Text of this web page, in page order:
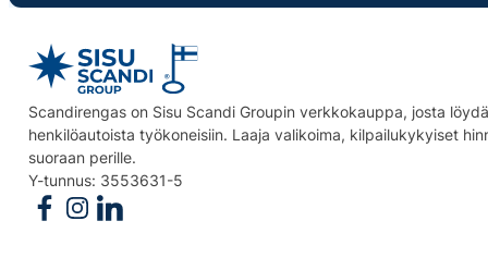
Scandirengas on Sisu Scandi Groupin verkkokauppa, josta
henkilöautoista työkoneisiin. Laaja valikoima, kilpailukykyiset
suoraan perille.
Y-tunnus: 3553631-5
Follow us on Facebook
Follow us on Instagram
Follow us on Linkedin